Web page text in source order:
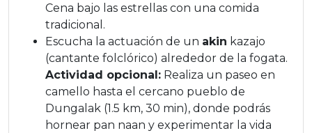
Cena bajo las estrellas con una comida
tradicional.
Escucha la actuación de un akin kazajo
(cantante folclórico) alrededor de la fogata.
Actividad opcional: Realiza un paseo en
camello hasta el cercano pueblo de
Dungalak (1.5 km, 30 min), donde podrás
hornear pan naan y experimentar la vida